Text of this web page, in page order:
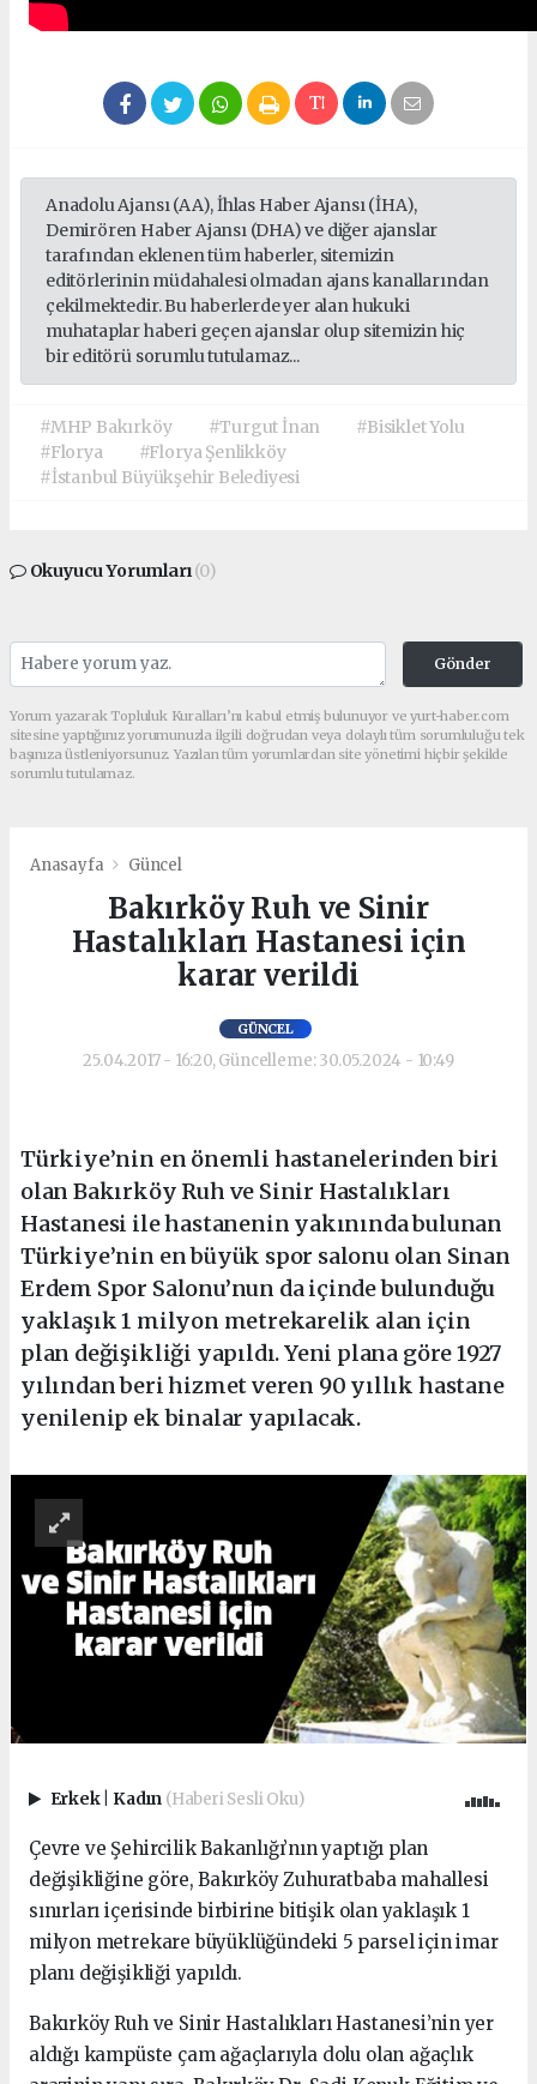
Anadolu Ajansı (AA), İhlas Haber Ajansı (İHA),
Demirören Haber Ajansı (DHA) ve diğer ajanslar
tarafından eklenen tüm haberler, sitemizin
editörlerinin müdahalesi olmadan ajans kanallarından
çekilmektedir. Bu haberlerde yer alan hukuki
muhataplar haberi geçen ajanslar olup sitemizin hiç
bir editörü sorumlu tutulamaz...
#MHP Bakırköy #Turgut İnan
#Bisiklet Yolu
#Florya
#Florya Şenlikköy
#İstanbul Büyükşehir Belediyesi
Okuyucu Yorumları(0)
Gönder
Yorum yazarak Topluluk Kuralları’nı kabul etmiş bulunuyor ve yurt-haber.com
sitesine yaptığınız yorumunuzla ilgili doğrudan veya dolaylı tüm sorumluluğu tek
başınıza üstleniyorsunuz. Yazılan tüm yorumlardan site yönetimi hiçbir şekilde
sorumlu tutulamaz.
Anasayfa Güncel
Bakırköy Ruh ve Sinir
Hastalıkları Hastanesi için
karar verildi
GÜNCEL
25.04.2017 - 16:20, Güncelleme: 30.05.2024 - 10:49
Türkiye’nin en önemli hastanelerinden biri
olan Bakırköy Ruh ve Sinir Hastalıkları
Hastanesi ile hastanenin yakınında bulunan
Türkiye’nin en büyük spor salonu olan Sinan
Erdem Spor Salonu’nun da içinde bulunduğu
yaklaşık 1 milyon metrekarelik alan için
plan değişikliği yapıldı. Yeni plana göre 1927
yılından beri hizmet veren 90 yıllık hastane
yenilenip ek binalar yapılacak.
Erkek Kadın (Haberi Sesli Oku)
Çevre ve Şehircilik Bakanlığı’nın yaptığı plan
değişikliğine göre, Bakırköy Zuhuratbaba mahallesi
sınırları içerisinde birbirine bitişik olan yaklaşık 1
milyon metrekare büyüklüğündeki 5 parsel için imar
planı değişikliği yapıldı.
Bakırköy Ruh ve Sinir Hastalıkları Hastanesi’nin yer
aldığı kampüste çam ağaçlarıyla dolu olan ağaçlık